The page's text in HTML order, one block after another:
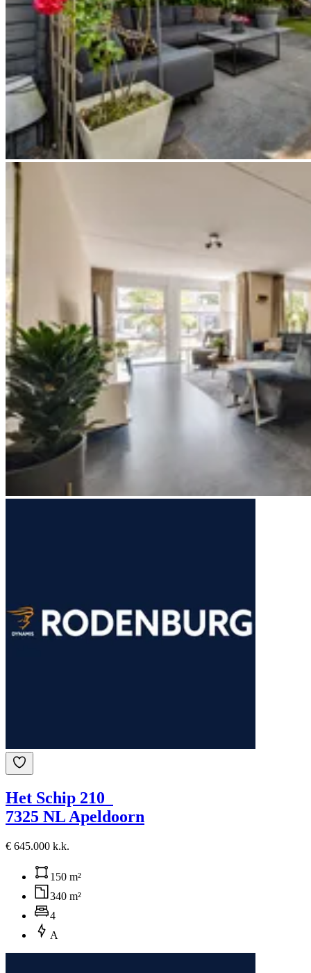
Het Schip 210
7325 NL Apeldoorn
€ 645.000 k.k.
150 m²
340 m²
4
A